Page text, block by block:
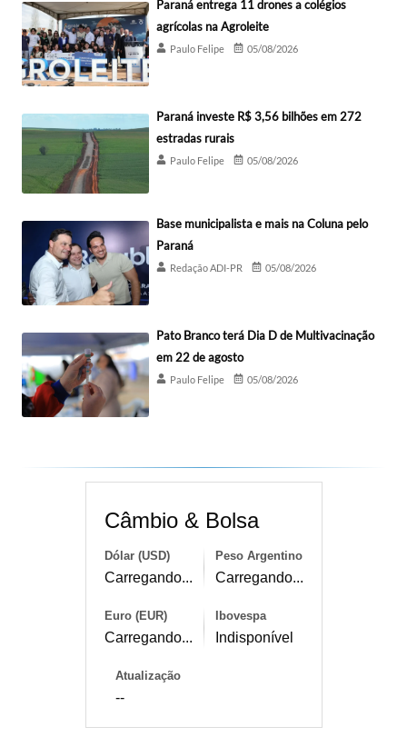
Paraná entrega 11 drones a colégios
agrícolas na Agroleite
Paulo Felipe 05/08/2026
Paraná investe R$ 3,56 bilhões em 272
estradas rurais
Paulo Felipe 05/08/2026
Base municipalista e mais na Coluna pelo
Paraná
Redação ADI-PR 05/08/2026
Pato Branco terá Dia D de Multivacinação
em 22 de agosto
Paulo Felipe 05/08/2026
Câmbio & Bolsa
Dólar (USD)
Carregando...
Peso Argentino
Carregando...
Euro (EUR)
Carregando...
Ibovespa
Indisponível
Atualização
--